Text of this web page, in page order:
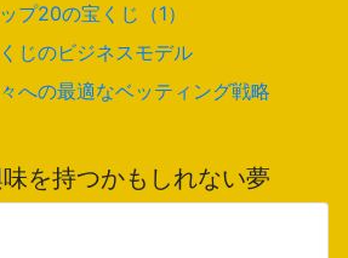
プ20の宝くじ（1）
じのビジネスモデル
への最適なベッティング戦略
を持つかもしれない夢